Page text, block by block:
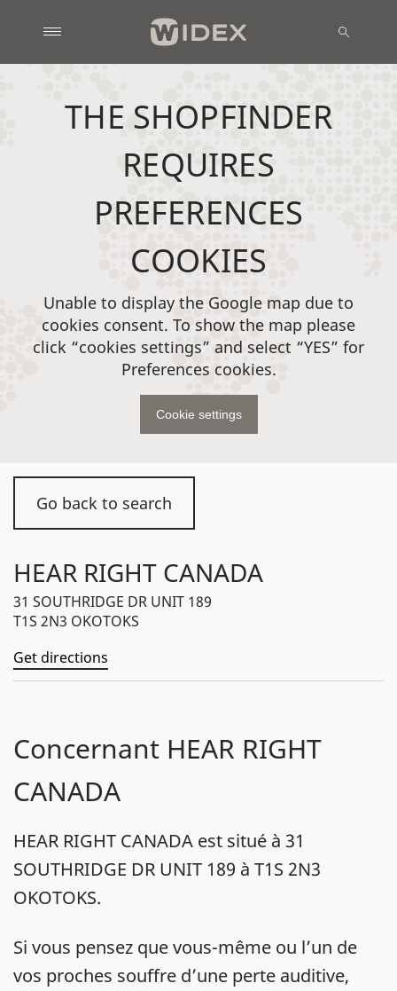
Go back to search
HEAR RIGHT CANADA
31 SOUTHRIDGE DR UNIT 189
T1S 2N3 OKOTOKS
Get directions
Concernant HEAR RIGHT
CANADA
HEAR RIGHT CANADA est situé à 31
SOUTHRIDGE DR UNIT 189 à T1S 2N3
OKOTOKS.
Si vous pensez que vous-même ou l’un de
vos proches souffre d’une perte auditive,
THE SHOPFINDER
REQUIRES
PREFERENCES
COOKIES
Unable to display the Google map due to
cookies consent. To show the map please
click “cookies settings” and select “YES” for
Preferences cookies.
Cookie settings